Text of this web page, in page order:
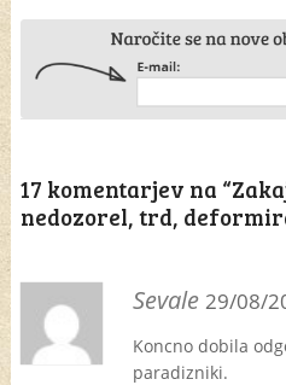
17 komentarjev na “
nedozorel, trd,
Sevale29/08/
Koncno dobila
paradizniki.